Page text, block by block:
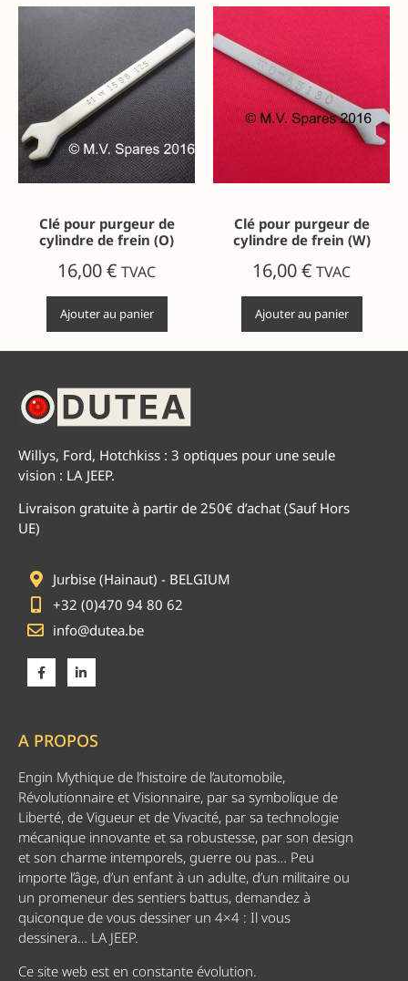
Clé pour purgeur de
cylindre de frein (O)
16,00€ TVAC
Ajouter au panier
Clé pour purgeur de
cylindre de frein (W)
16,00€ TVAC
Ajouter au panier
Willys, Ford, Hotchkiss : 3 optiques pour une seule
vision : LA JEEP.
Livraison gratuite à partir de 250€ d’achat (Sauf Hors
UE)
Jurbise (Hainaut) - BELGIUM
+32 (0)470 94 80 62
info@dutea.be
A PROPOS
Engin Mythique de l’histoire de l’automobile,
Révolutionnaire et Visionnaire, par sa symbolique de
Liberté, de Vigueur et de Vivacité, par sa technologie
mécanique innovante et sa robustesse, par son design
et son charme intemporels, guerre ou pas… Peu
importe l’âge, d’un enfant à un adulte, d’un militaire ou
un promeneur des sentiers battus, demandez à
quiconque de vous dessiner un 4×4 : Il vous
dessinera… LA JEEP.
Ce site web est en constante évolution.